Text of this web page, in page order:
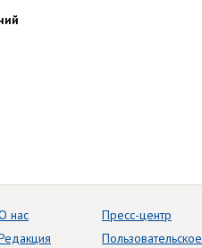
нас
Пресс-центр
Пользовательское